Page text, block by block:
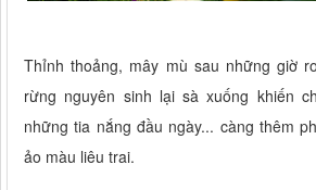
Thỉnh thoảng, mây mù sau những giờ
rừng nguyên sinh lại sà xuống khiến
những tia nắng đầu ngày... càng thêm
ảo màu liêu trai.